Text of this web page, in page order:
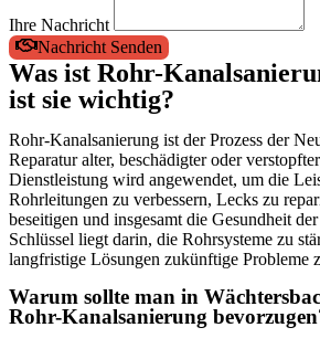
Ihre Nachricht
Nachricht Senden
Was ist Rohr-
ist sie wichtig?
Rohr-Kanalsanierung ist der Prozess der
Reparatur alter, beschädigter oder
Dienstleistung wird angewendet, um die
Rohrleitungen zu verbessern, Lecks zu
beseitigen und insgesamt die Gesundheit
Schlüssel liegt darin, die Rohrsysteme zu
langfristige Lösungen zukünftige Probleme
Warum sollte man in
Rohr-Kanalsanierung